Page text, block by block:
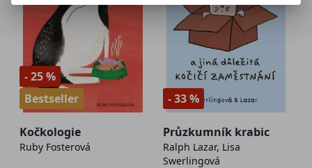
- 25 %
Bestseller
Kočkologie
Ruby Fosterová
- 33 %
Průzkumník krabic
Ralph Lazar, Lisa
Swerlingová